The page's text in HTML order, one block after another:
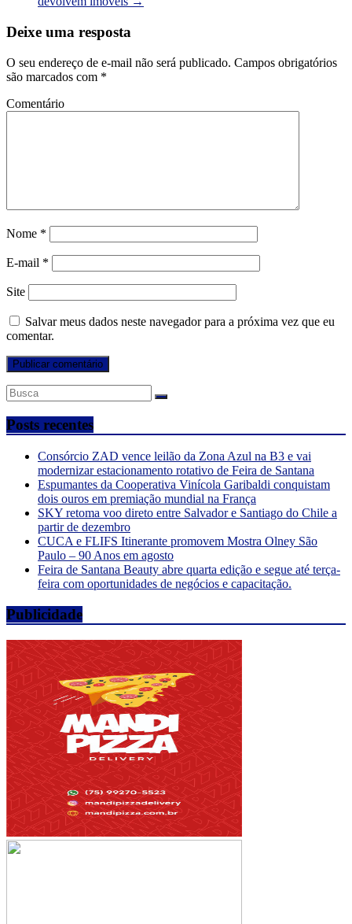
Deixe uma resposta
O seu endereço de e-mail não será publicado. Campos obrigatórios
são marcados com *
Comentário
Nome *
E-mail *
Site
Salvar meus dados neste navegador para a próxima vez que eu
comentar.
Posts recentes
Consórcio ZAD vence leilão da Zona Azul na B3 e vai
modernizar estacionamento rotativo de Feira de Santana
Espumantes da Cooperativa Vinícola Garibaldi conquistam
dois ouros em premiação mundial na França
SKY retoma voo direto entre Salvador e Santiago do Chile a
partir de dezembro
CUCA e FLIFS Itinerante promovem Mostra Olney São
Paulo – 90 Anos em agosto
Feira de Santana Beauty abre quarta edição e segue até terça-
feira com oportunidades de negócios e capacitação.
Publicidade